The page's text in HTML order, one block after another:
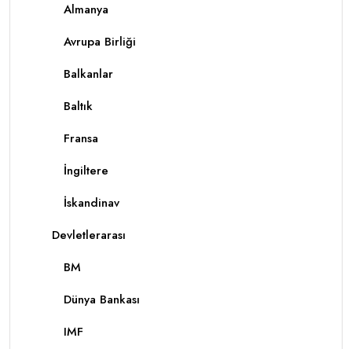
Almanya
Avrupa Birliği
Balkanlar
Baltık
Fransa
İngiltere
İskandinav
Devletlerarası
BM
Dünya Bankası
IMF